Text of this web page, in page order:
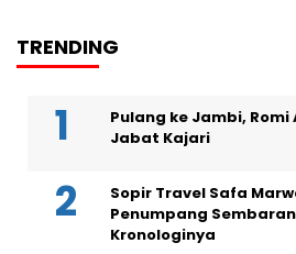
TRENDING
Pulang ke Jambi,
Jabat Kajari
Sopir Travel Safa
Penumpang
Kronologinya